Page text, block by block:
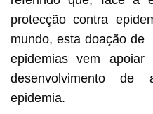
protecção contra
mundo, esta doação de
epidemias vem
desenvolvimento
epidemia.